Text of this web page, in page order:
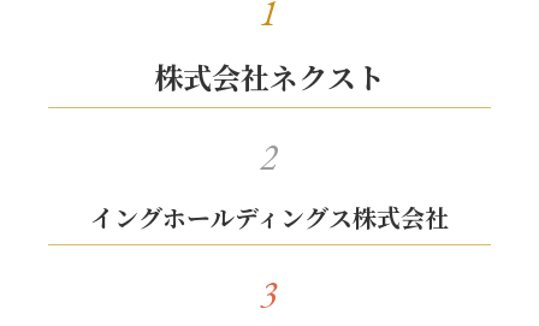
1
株式会社ネクスト
2
イングホールディングス株式会社
3